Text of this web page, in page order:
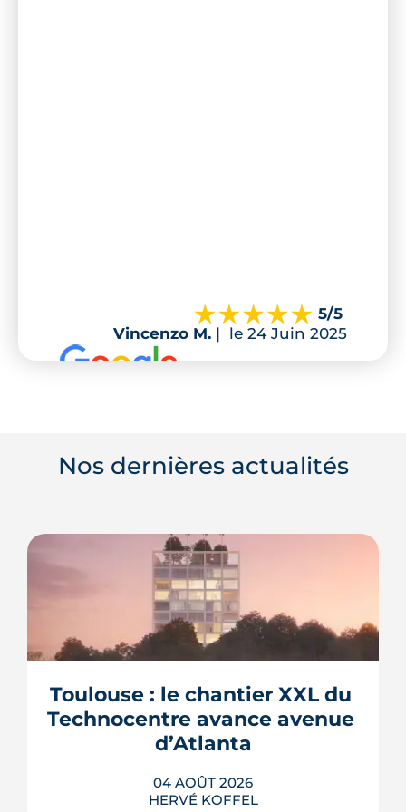
5/5
Vincenzo M. | le 24 Juin 2025
Nos dernières actualités
Toulouse : le chantier XXL du
Technocentre avance avenue
d’Atlanta
04 AOÛT 2026
HERVÉ KOFFEL